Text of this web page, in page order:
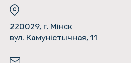
220029, г. Мінск
вул. Камуністычная, 11.